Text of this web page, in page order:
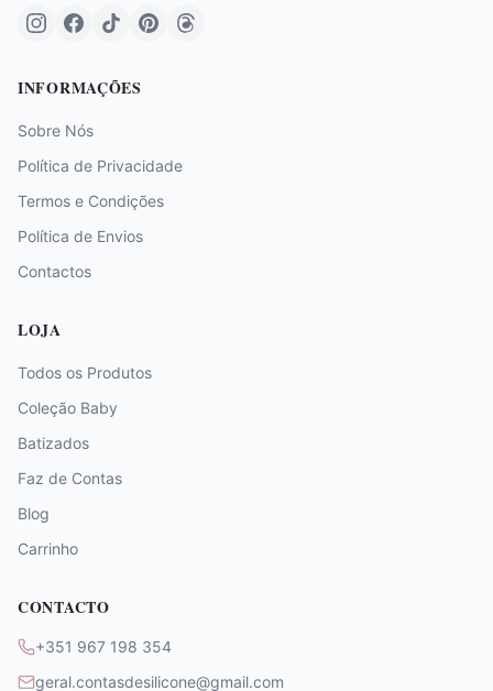
INFORMAÇÕES
Sobre Nós
Política de Privacidade
Termos e Condições
Política de Envios
Contactos
LOJA
Todos os Produtos
Coleção Baby
Batizados
Faz de Contas
Blog
Carrinho
CONTACTO
+351 967 198 354
geral.contasdesilicone@gmail.com